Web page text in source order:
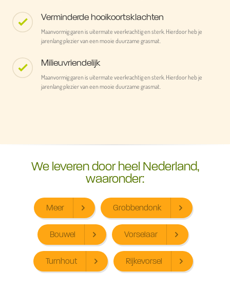
Verminderde hooikoortsklachten
Maanvormig garen is uitermate veerkrachtig en sterk. Hierdoor heb je
jarenlang plezier van een mooie duurzame grasmat.
Milieuvriendelijk
Maanvormig garen is uitermate veerkrachtig en sterk. Hierdoor heb je
jarenlang plezier van een mooie duurzame grasmat.
We leveren door heel Nederland,
waaronder:
Meer Grobbendonk
Bouwel Vorselaar
Turnhout Rijkevorsel